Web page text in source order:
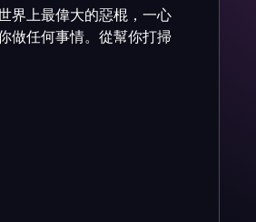
界上最偉大的惡棍，一心
做任何事情。從幫你打掃